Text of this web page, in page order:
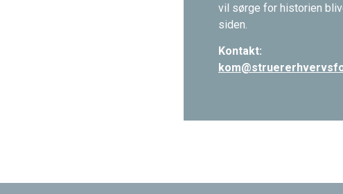
vil sørge for historien
siden.
Kontakt: